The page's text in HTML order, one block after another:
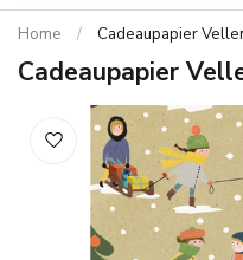
Home / Cadeaupapier
Cadeaupapier